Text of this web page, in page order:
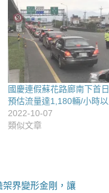
國慶連假蘇花路廊南下首
預估流量達1,180輛/小時以
2022-10-07
類似文章
界變形金剛，讓